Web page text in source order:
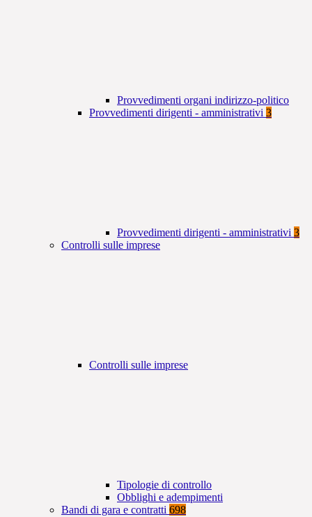
Provvedimenti organi indirizzo-politico
Provvedimenti dirigenti - amministrativi 3
Provvedimenti dirigenti - amministrativi 3
Controlli sulle imprese
Controlli sulle imprese
Tipologie di controllo
Obblighi e adempimenti
Bandi di gara e contratti 698